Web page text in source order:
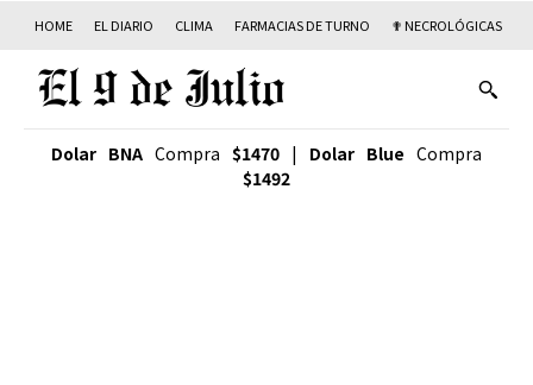
HOME EL DIARIO CLIMA FARMACIAS DE TURNO ✟ NECROLÓGICAS
Dolar BNA Compra $1470 | Dolar Blue Compra
$1492